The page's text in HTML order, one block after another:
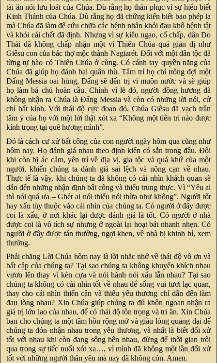
tài ăn nói lưu loát của Chúa. Dù rằng họ thán phục vì sự hiểu biết
Kinh Thánh của Chúa. Dù rằng họ đã chứng kiến biết bao phép lạ
mà Chúa đã làm để cứu chữa các bệnh nhân khỏi đau khổ bệnh tật
và khỏi cái chết đã định. Nhưng vì sự kiêu ngạo, cố chấp, dân Do
Thái đã không chấp nhận một vì Thiên Chúa quá giản dị như
Giêsu con của bác thợ mộc thành Nagiarét. Đối với một dân tộc đã
từng tự hào có Thiên Chúa ở cùng. Có cánh tay quyền năng của
Chúa đã giúp họ đánh bại quân thù. Tâm trí họ chỉ trông đợi một
Đấng Messia oai hùng, Đấng sẽ đến trị vì muôn nước và sẽ giúp
họ làm bá chủ hoàn cầu. Chính vì lẽ đó, người đồng hương đã
không nhận ra Chúa là Đấng Messia và còn có những lời nói, cử
chỉ bất kính. Với thái độ cực đoan đó, Chúa Giêsu đã vạch trần
tâm ý của họ với một lời thật xót xa “Không một tiên tri nào được
kính trọng tại quê hương mình”.
Đó là cách cư xử bất công của con người ngày hôm qua cũng như
hôm nay. Họ đánh giá nhau theo định kiến có sẵn trong đầu. Đôi
khi còn bị ác cảm, yên trí về địa vị, gia tộc và quá khứ của một
người, khiến chúng ta đánh giá sai lệch và nông cạn về nhau.
Thực tế là vậy, khi chúng ta đã không có cái nhìn khách quan sẽ
dẫn đến những nhận định bất công và thiếu trung thực. Vì “Yêu ai
thì nói quá ưa – Ghét ai nói thiếu nói thừa như không”. Người tốt
hay xấu tùy thuộc vào cái nhìn của chúng ta. Có người ở đây được
coi là xấu, ở nơi khác lại được đánh giá là tốt. Có người ở nhà
được coi là vô tích sự nhưng ở ngoài lại hoạt bát nhanh nhẹn. Có
người ở đây được tán thưởng, ngợi khen, về nhà bị khinh bỉ, xem
thường.
Phải chăng Lời Chúa hôm nay là lời nhắc nhở về thái độ vô ơn và
bất cập của chúng ta? Tại sao chúng ta không khuyến khích nhau
vươn lên thay vì kèn cựa và nói hành nói xấu lẫn nhau? Tại sao
chúng ta không có cái nhìn tốt về nhau để sống vui tươi lạc quan,
thay cho cái nhìn thiển cận và thiếu yêu thương chỉ dẫn đến làm
đau lòng nhau? Xin Chúa giúp chúng ta đủ khôn ngoan nhận ra
giá trị lớn lao của nhau, để có thái độ tôn trọng và tri ân. Xin Chúa
ban cho chúng ta một tâm hồn rộng mở và giầu lòng quảng đại để
chúng ta đón nhận nhau trong yêu thương, và nhất là biết đối xử
tốt với nhau khi còn đang sống bên nhau, đừng để thời gian trôi
qua trong sự tiếc nuối xót xa…, vì mình đã không một lần đối xử
tốt với những người thân yêu mà nay đã không còn. Amen.